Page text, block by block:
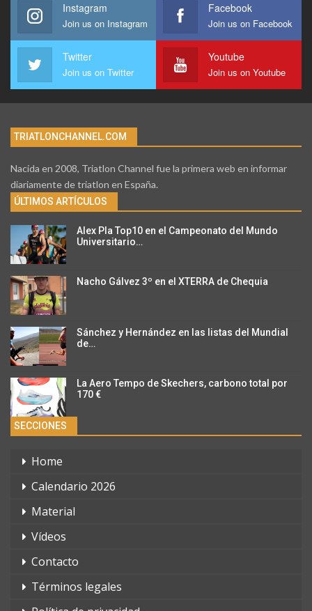
Instagram
Join us on Instagram
Facebook
Join us on Facebook
Twitter
Join us on Twitter
Youtube
Join us on Youtube
TRIATLONCHANNEL.COM
Nacida en 2008, Triatlon Channel fue la primera web en informar
diariamente de triatlon en España.
ÚLTIMOS ARTÍCULOS
Alex Pla Top10 en el Campeonato del Mundo
Universitario…
Nacho Gálvez 3º en el XTERRA de Chequia
Sánchez y Hernández en las listas del Mundial
de…
La Aero Tempo de Skechers, carbono total por
170 €
SECCIONES
Home
Calendario 2026
Material
Vídeos
Contacto
Términos legales